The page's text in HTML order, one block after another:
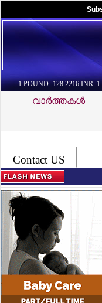
1 POUND=128.2216 INR 1
വാര്‍ത്തകള്‍
Contact US